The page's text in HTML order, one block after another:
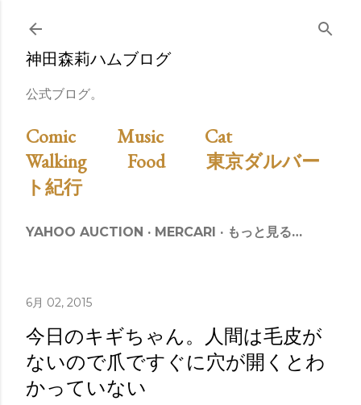
スキップしてメイン コンテンツに移動
神田森莉ハムブログ
公式ブログ。
Comic Music
Cat
Walking
Food
東京ダルバー
ト紀行
YAHOO AUCTION MERCARI もっと見る…
6月 02, 2015
今日のキギちゃん。人間は毛皮が
ないので爪ですぐに穴が開くとわ
かっていない